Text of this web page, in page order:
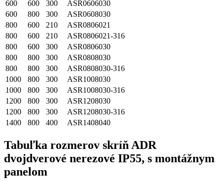
600 600 300
ASR0606030
600
800 300
ASR0608030
800
600 210
ASR0806021
800
600 210
ASR0806021-316
800
600 300
ASR0806030
800
800 300
ASR0808030
800
800 300
ASR0808030-316
1000
800 300
ASR1008030
1000
800 300
ASR1008030-316
1200
800 300
ASR1208030
1200
800 300
ASR1208030-316
1400
800 400 ASR1408040
Tabuľka rozmerov skríň ADR
dvojdverové nerezové IP55, s montážnym
panelom